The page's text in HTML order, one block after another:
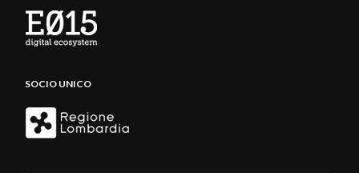
SOCIO UNICO